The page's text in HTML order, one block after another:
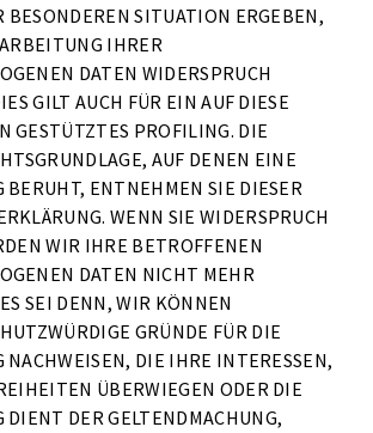
BESONDEREN SITUATION ERGEBEN,
IHRER
DATEN WIDERSPRUCH
GILT AUCH FÜR EIN AUF DIESE
GESTÜTZTES PROFILING. DIE
AUF DENEN EINE
BERUHT, ENTNEHMEN SIE DIESER
WENN SIE WIDERSPRUCH
WIR IHRE BETROFFENEN
DATEN NICHT MEHR
SEI DENN, WIR KÖNNEN
GRÜNDE FÜR DIE
NACHWEISEN, DIE IHRE INTERESSEN,
ÜBERWIEGEN ODER DIE
DIENT DER GELTENDMACHUNG,